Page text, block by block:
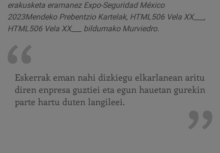
erakusketa eramanez Expo-Seguridad México
2023Mendeko Prebentzio Kartelak, HTML506 Vela XX___,
HTML506 Vela XX___ bildumako Murviedro.
Eskerrak eman nahi dizkiegu elkarlanean aritu
diren enpresa guztiei eta egun hauetan gurekin
parte hartu duten langileei.